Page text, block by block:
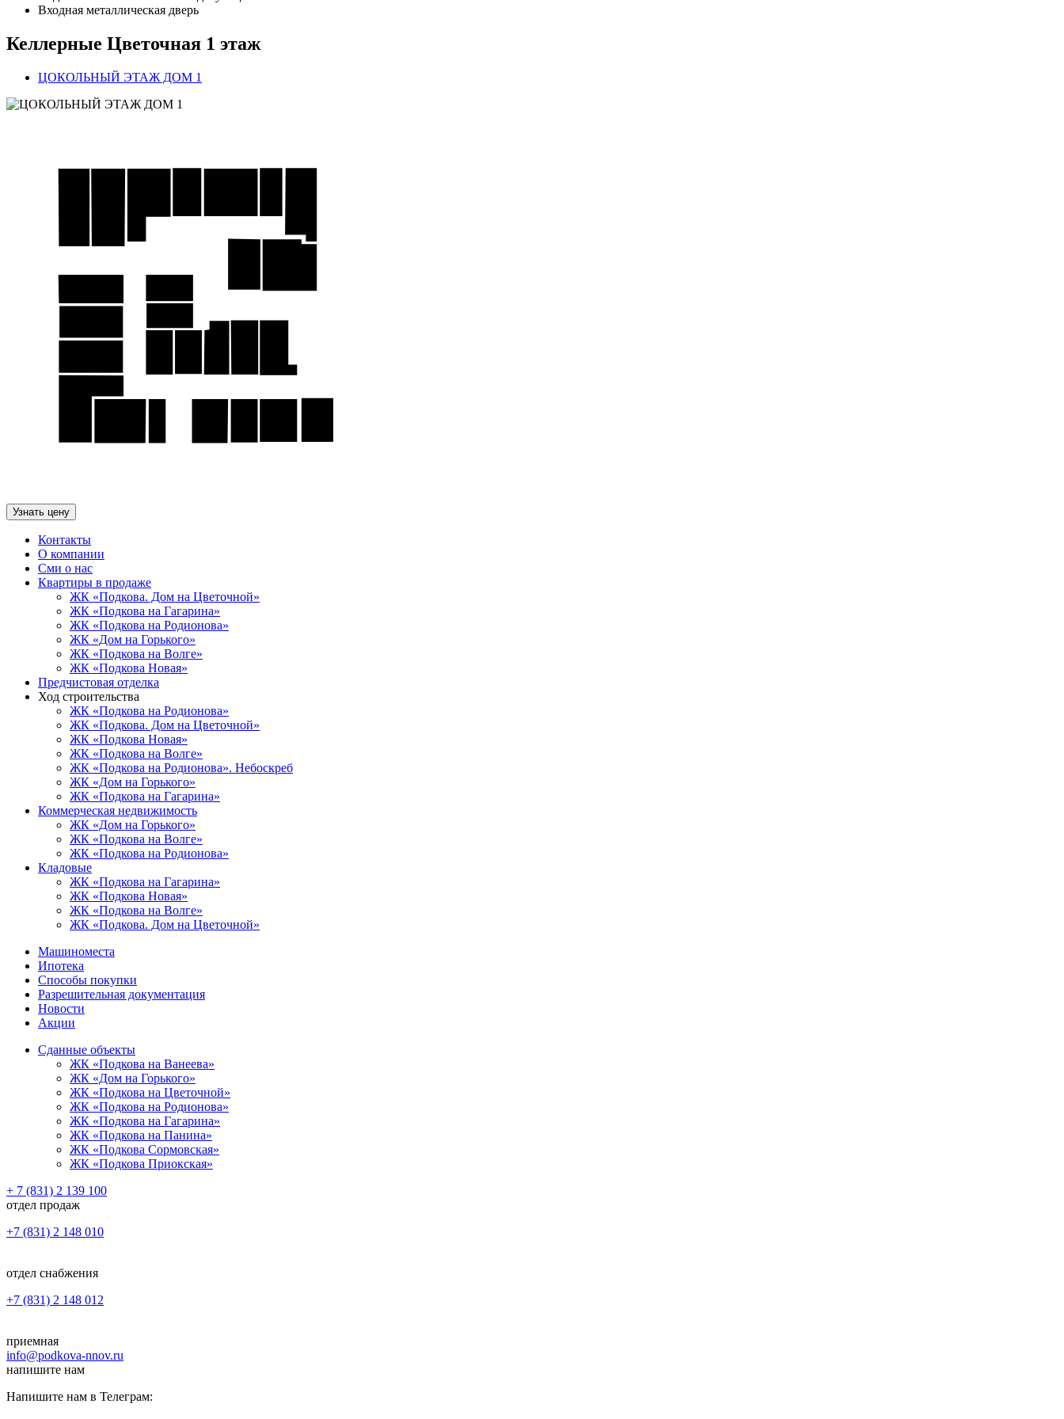
Входная металлическая дверь
Келлерные Цветочная 1 этаж
ЦОКОЛЬНЫЙ ЭТАЖ ДОМ 1
Узнать цену
Контакты
О компании
Сми о нас
Квартиры в продаже
ЖК «Подкова. Дом на Цветочной»
ЖК «Подкова на Гагарина»
ЖК «Подкова на Родионова»
ЖК «Дом на Горького»
ЖК «Подкова на Волге»
ЖК «Подкова Новая»
Предчистовая отделка
Ход строительства
ЖК «Подкова на Родионова»
ЖК «Подкова. Дом на Цветочной»
ЖК «Подкова Новая»
ЖК «Подкова на Волге»
ЖК «Подкова на Родионова». Небоскреб
ЖК «Дом на Горького»
ЖК «Подкова на Гагарина»
Коммерческая недвижимость
ЖК «Дом на Горького»
ЖК «Подкова на Волге»
ЖК «Подкова на Родионова»
Кладовые
ЖК «Подкова на Гагарина»
ЖК «Подкова Новая»
ЖК «Подкова на Волге»
ЖК «Подкова. Дом на Цветочной»
Машиноместа
Ипотека
Способы покупки
Разрешительная документация
Новости
Акции
Сданные объекты
ЖК «Подкова на Ванеева»
ЖК «Дом на Горького»
ЖК «Подкова на Цветочной»
ЖК «Подкова на Родионова»
ЖК «Подкова на Гагарина»
ЖК «Подкова на Панина»
ЖК «Подкова Сормовская»
ЖК «Подкова Приокская»
+ 7 (831) 2 139 100
отдел продаж
+7 (831) 2 148 010
отдел снабжения
+7 (831) 2 148 012
приемная
info@podkova-nnov.ru
напишите нам
Напишите нам в Телеграм: